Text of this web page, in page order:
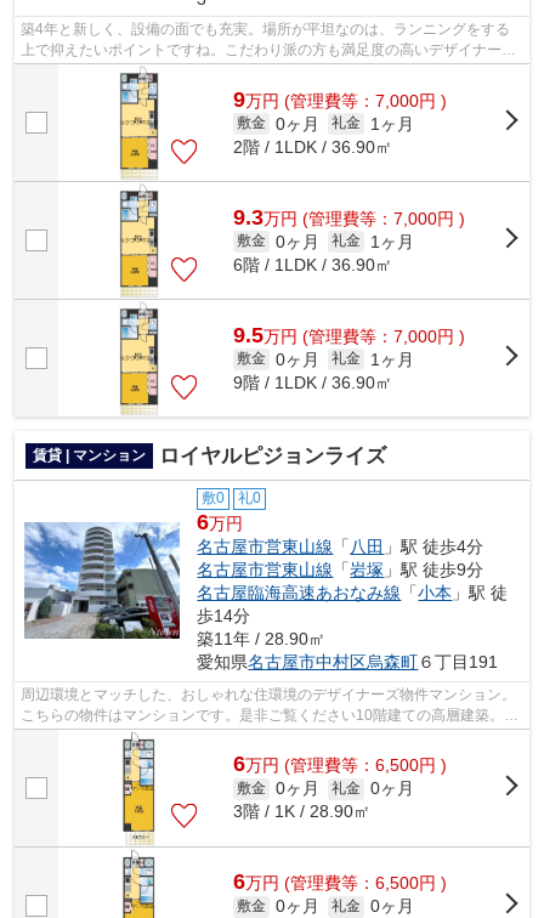
築4年と新しく、設備の面でも充実。場所が平坦なのは、ランニングをする
上で抑えたいポイントですね。こだわり派の方も満足度の高いデザイナーズ
マンションです。造りとデザインに関し...
9万円 (管理費等：7,000円 )
敷金 0ヶ月 礼金
1ヶ月
2階 / 1LDK / 36.90㎡
9.3万円 (管理費等：7,000円 )
敷金 0ヶ月 礼金
1ヶ月
6階 / 1LDK / 36.90㎡
9.5万円 (管理費等：7,000円 )
敷金 0ヶ月 礼金
1ヶ月
9階 / 1LDK / 36.90㎡
賃貸 | マンション ロイヤルピジョンライズ
敷0 礼0
6万円
名古屋市営東山線 「 八田 」駅 徒歩4分
名古屋市営東山線 「岩塚 」駅 徒歩9分
名古屋臨海高速あおなみ線 「小本 」駅 徒
歩14分
築11年 / 28.90㎡
愛知県名古屋市中村区烏森町６丁目191
周辺環境とマッチした、おしゃれな住環境のデザイナーズ物件マンション。
こちらの物件はマンションです。是非ご覧ください10階建ての高層建築。共
用部にはエレベータ・敷地内ごみ置き...
6万円 (管理費等：6,500円 )
敷金 0ヶ月 礼金 0ヶ月
3階 / 1K / 28.90㎡
6万円 (管理費等：6,500円 )
敷金 0ヶ月 礼金 0ヶ月